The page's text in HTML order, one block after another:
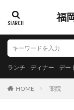
福
ランチ ディナー デー
HOME 薬院